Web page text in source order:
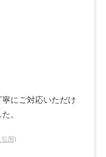
にご対応いただけ
。
用)